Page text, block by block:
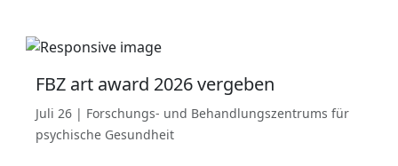
FBZ art award 2026 vergeben
Juli 26 | Forschungs- und Behandlungszentrums für
psychische Gesundheit